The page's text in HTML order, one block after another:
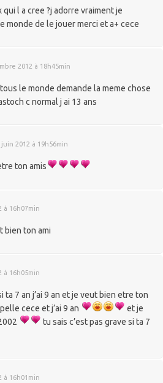
l a cree ?j adorre vraiment je
monde de le jouer merci et a+ cece
2012 à 18h45min
le monde demande la meme chose
c normal j ai 13 ans
juin 2012 à 19h56min
ton amis
à 16h07min
bien ton ami
à 16h05min
ta 7 an j’ai 9 an et je veut bien etre ton
cece et j’ai 9 an
et je
tu sais c’est pas grave si ta 7
à 16h01min